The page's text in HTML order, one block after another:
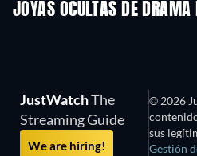
JOYAS OCULTAS DE DRAMA
JustWatchThe
Streaming Guide
We are hiring!
© 2026
sus
Gestión